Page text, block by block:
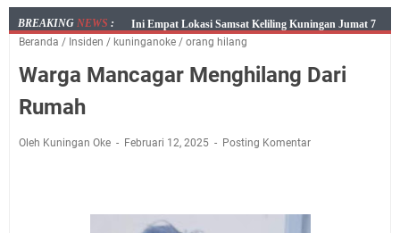
BREAKING NEWS :
Jumat 7 Agustus 2026 Mobil SIM Keliling Ada di
Kecamatan Sindangagung
Embun Pagi Jumat 8 Agustus 2026: Jika Keberkahan
Salat Lima Waktu itu Bukan Cuma Kewajiban, Tapi
Sangat Seru
Beranda / Insiden / kuninganoke / orang hilang
Warga Mancagar Menghilang Dari
Rumah
Oleh Kuningan Oke Februari 12, 2025 Posting Komentar